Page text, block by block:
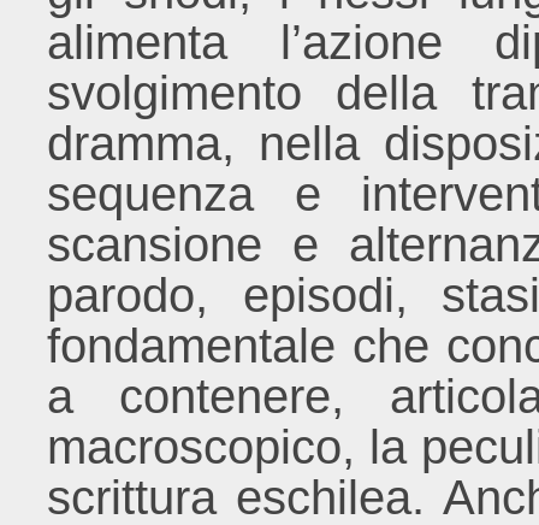
alimenta l’azione
svolgimento della
dramma, nella
sequenza e
scansione e
parodo, episodi,
fondamentale che
a contenere,
macroscopico, la
scrittura eschilea.